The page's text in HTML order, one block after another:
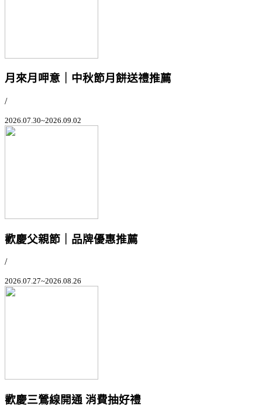
月來月呷意｜中秋節月餅送禮推薦
/
2026.07.30~2026.09.02
歡慶父親節｜品牌優惠推薦
/
2026.07.27~2026.08.26
歡慶三鶯線開通 消費抽好禮